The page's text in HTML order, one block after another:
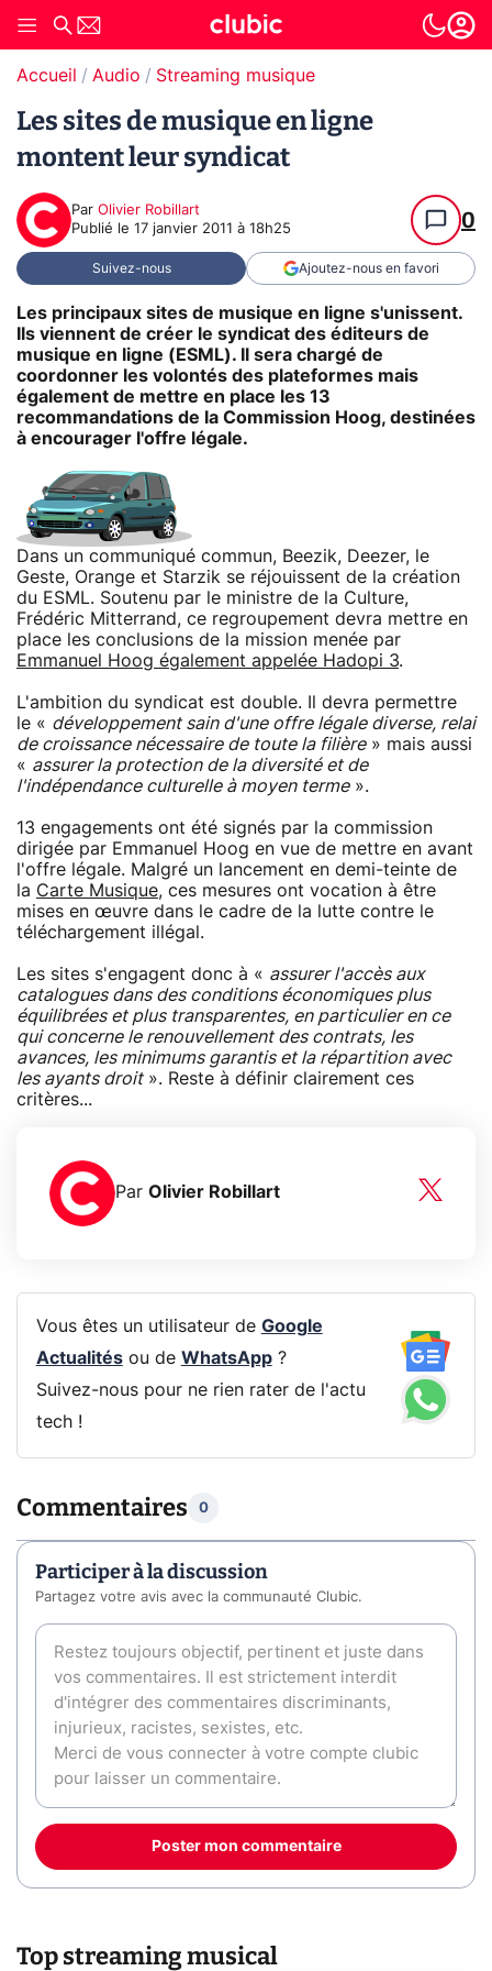
Accueil Audio Streaming musique
Les sites de musique en ligne
montent leur syndicat
Par Olivier Robillart
Publié le 17 janvier 2011 à 18h25 0
Suivez-nous Ajoutez-nous en favori
Les principaux sites de musique en ligne s'unissent.
Ils viennent de créer le syndicat des éditeurs de
musique en ligne (ESML). Il sera chargé de
coordonner les volontés des plateformes mais
également de mettre en place les 13
recommandations de la Commission Hoog, destinées
à encourager l'offre légale.
Dans un communiqué commun, Beezik, Deezer, le
Geste, Orange et Starzik se réjouissent de la création
du ESML. Soutenu par le ministre de la Culture,
Frédéric Mitterrand, ce regroupement devra mettre en
place les conclusions de la mission menée par
Emmanuel Hoog également appelée Hadopi 3.
L'ambition du syndicat est double. Il devra permettre
le « développement sain d'une offre légale diverse, relai
de croissance nécessaire de toute la filière» mais aussi
« assurer la protection de la diversité et de
l'indépendance culturelle à moyen terme».
13 engagements ont été signés par la commission
dirigée par Emmanuel Hoog en vue de mettre en avant
l'offre légale. Malgré un lancement en demi-teinte de
la Carte Musique, ces mesures ont vocation à être
mises en œuvre dans le cadre de la lutte contre le
téléchargement illégal.
Les sites s'engagent donc à « assurer l'accès aux
catalogues dans des conditions économiques plus
équilibrées et plus transparentes, en particulier en ce
qui concerne le renouvellement des contrats, les
avances, les minimums garantis et la répartition avec
les ayants droit». Reste à définir clairement ces
critères...
Par Olivier Robillart
Vous êtes un utilisateur de Google
Actualitésou de WhatsApp?
Suivez-nous pour ne rien rater de l'actu
tech !
Commentaires 0
Participer à la discussion
Partagez votre avis avec la communauté Clubic.
Poster mon commentaire
Top streaming musical